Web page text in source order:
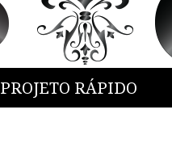
PROJETO RÁPIDO